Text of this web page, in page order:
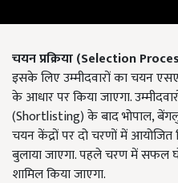
चयनप्रक्रिया (Selection
इसके लिए उम्मीदवारों का चयन
के आधार पर किया जाएगा.
(Shortlisting) के बाद भोपाल,
चयन केंद्रों पर दो चरणों में
बुलाया जाएगा. पहले चरण में सफल
शामिल किया जाएगा.